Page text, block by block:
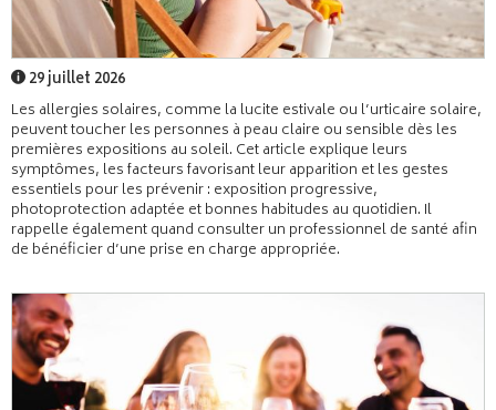
29 juillet 2026
Les allergies solaires, comme la lucite estivale ou l’urticaire solaire,
peuvent toucher les personnes à peau claire ou sensible dès les
premières expositions au soleil. Cet article explique leurs
symptômes, les facteurs favorisant leur apparition et les gestes
essentiels pour les prévenir : exposition progressive,
photoprotection adaptée et bonnes habitudes au quotidien. Il
rappelle également quand consulter un professionnel de santé afin
de bénéficier d’une prise en charge appropriée.